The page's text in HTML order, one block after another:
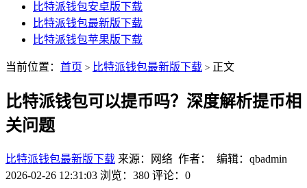
比特派钱包安卓版下载
比特派钱包最新版下载
比特派钱包苹果版下载
当前位置： 首页 > 比特派钱包最新版下载 > 正文
比特派钱包可以提币吗？深度解析提币相
关问题
比特派钱包最新版下载 来源：网络 作者： 编辑：qbadmin
2026-02-26 12:31:03 浏览：380 评论：0